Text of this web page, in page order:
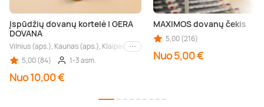
Įspūdžių dovanų kortelė | GERA
DOVANA
Vilnius (aps.), Kaunas (aps.), Klaipėda (aps.), Palanga (aps.), Nida (aps.),
Kiti miestai
5,00 (84)
1-3 asm.
Nuo 10,00 €
MAXIMOS dovanų čekis
5,00 (216)
Nuo 5,00 €